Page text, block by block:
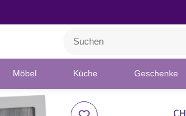
Möbel Küche Geschenke